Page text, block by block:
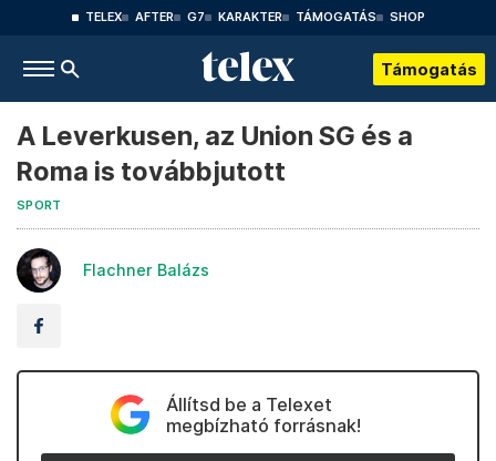
TELEX AFTER G7 KARAKTER TÁMOGATÁS SHOP
Támogatás
A Leverkusen, az Union SG és a
Roma is továbbjutott
SPORT
Flachner Balázs
Állítsd be a Telexet
megbízható forrásnak!